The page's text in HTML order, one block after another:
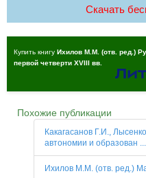
Скачать
Купить книгу Ихилов М.М. (отв. ред.)
первой четверти XVIII вв.
Похожие публикации
Какагасанов Г.И.,
автономии и образован ...
Ихилов М.М. (отв. ред.)